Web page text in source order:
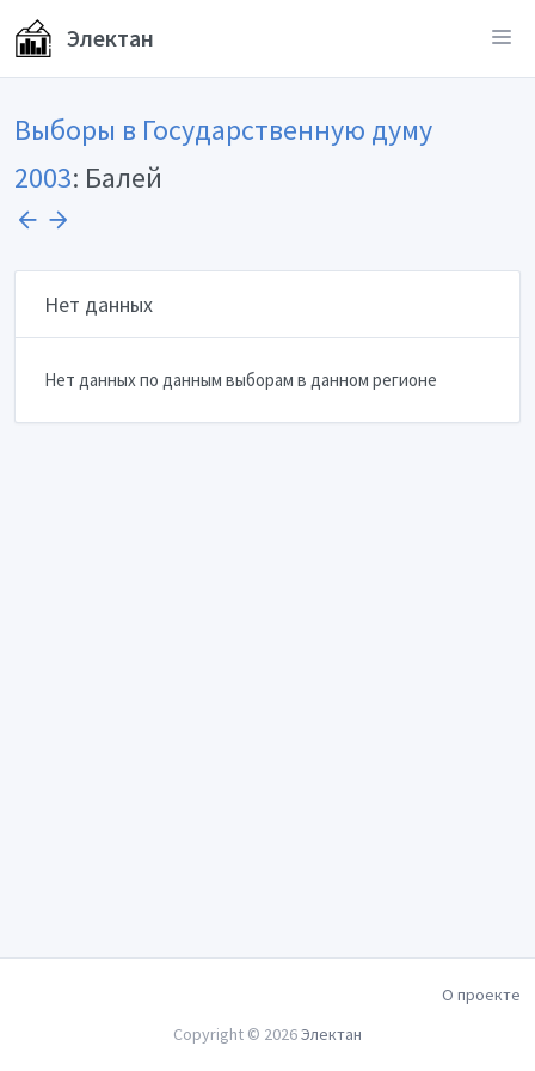
Электан
Выборы в Государственную думу
2003: Балей
Нет данных
Нет данных по данным выборам в данном регионе
О проекте
Copyright © 2026Электан